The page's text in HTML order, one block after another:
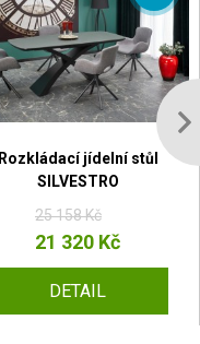
Rozkládací jídelní stůl
SILVESTRO
25 158 Kč
21 320 Kč
DETAIL